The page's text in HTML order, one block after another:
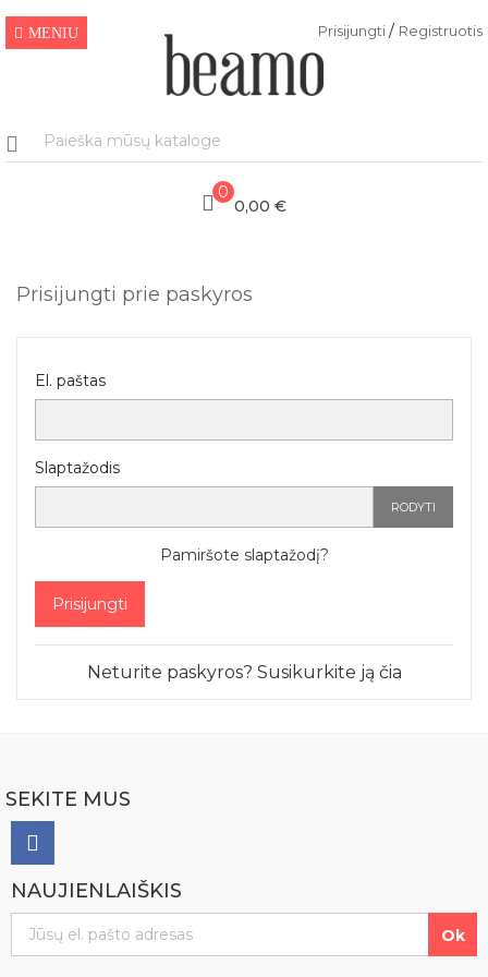
MENIU Prisijungti/ Registruotis
0
0,00 €
Prisijungti prie paskyros
El. paštas
Slaptažodis
RODYTI
Pamiršote slaptažodį?
Prisijungti
Neturite paskyros? Susikurkite ją čia
SEKITE MUS
NAUJIENLAIŠKIS